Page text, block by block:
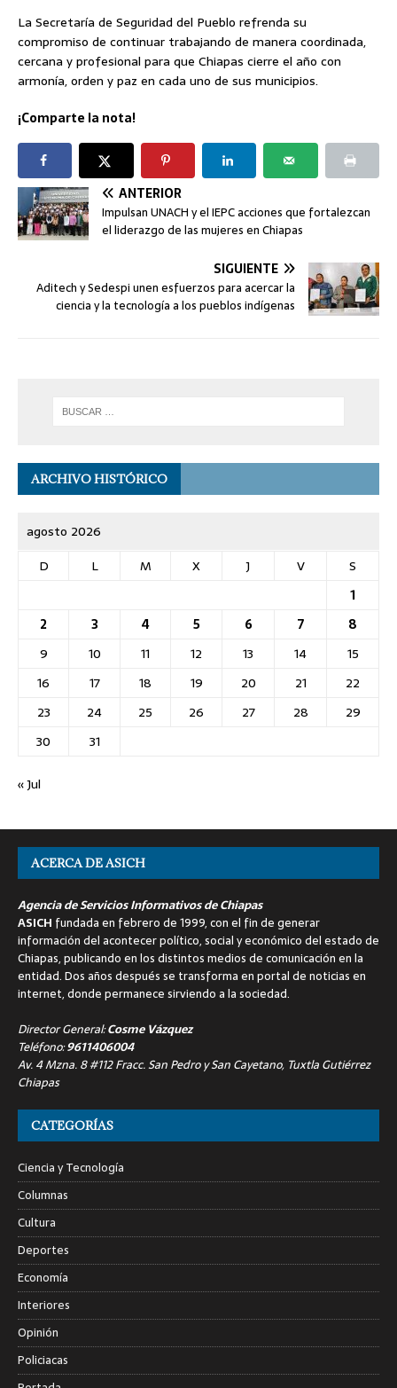
La Secretaría de Seguridad del Pueblo refrenda su
compromiso de continuar trabajando de manera coordinada,
cercana y profesional para que Chiapas cierre el año con
armonía, orden y paz en cada uno de sus municipios.
¡Comparte la nota!
ANTERIOR
Impulsan UNACH y el IEPC acciones que fortalezcan
el liderazgo de las mujeres en Chiapas
SIGUIENTE
Aditech y Sedespi unen esfuerzos para acercar la
ciencia y la tecnología a los pueblos indígenas
ARCHIVO HISTÓRICO
agosto 2026
D
L M X J V
S
1
2
3 4 5 6 7
8
9
10 11 12 13 14
15
16
17 18 19 20 21
22
23
24 25 26 27 28
29
30
31
« Jul
ACERCA DE ASICH
Agencia de Servicios Informativos de Chiapas
ASICH fundada en febrero de 1999, con el fin de generar
información del acontecer político, social y económico del estado de
Chiapas, publicando en los distintos medios de comunicación en la
entidad. Dos años después se transforma en portal de noticias en
internet, donde permanece sirviendo a la sociedad.
Director General:Cosme Vázquez
Teléfono:9611406004
Av. 4 Mzna. 8 #112 Fracc. San Pedro y San Cayetano, Tuxtla Gutiérrez
Chiapas
CATEGORÍAS
Ciencia y Tecnología
Columnas
Cultura
Deportes
Economía
Interiores
Opinión
Policiacas